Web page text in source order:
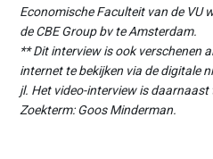
Economische Faculteit van de VU
de CBE Group bv te Amsterdam.
** Dit interview is ook verschenen
internet te bekijken via de digitale
jl. Het video-interview is daarnaast
Zoekterm: Goos Minderman.